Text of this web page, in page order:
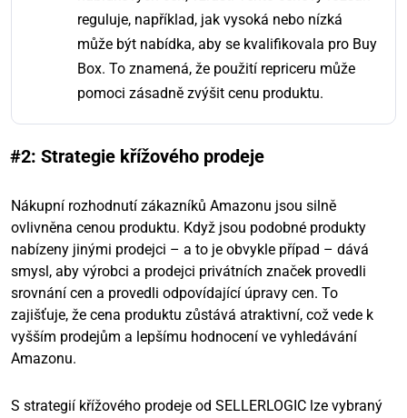
reguluje, například, jak vysoká nebo nízká
může být nabídka, aby se kvalifikovala pro Buy
Box. To znamená, že použití repriceru může
pomoci zásadně zvýšit cenu produktu.
#2: Strategie křížového prodeje
Nákupní rozhodnutí zákazníků Amazonu jsou silně
ovlivněna cenou produktu. Když jsou podobné produkty
nabízeny jinými prodejci – a to je obvykle případ – dává
smysl, aby výrobci a prodejci privátních značek provedli
srovnání cen a provedli odpovídající úpravy cen. To
zajišťuje, že cena produktu zůstává atraktivní, což vede k
vyšším prodejům a lepšímu hodnocení ve vyhledávání
Amazonu.
S strategií křížového prodeje od SELLERLOGIC lze vybraný